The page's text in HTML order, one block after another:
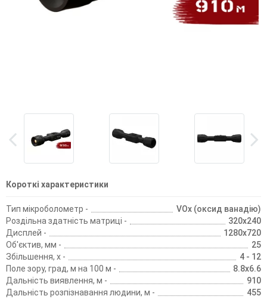
Короткі характеристики
Тип мікроболометр -
VOx (оксид ванадію)
Роздільна здатність матриці -
320x240
Дисплей -
1280x720
Об'єктив, мм -
25
Збільшення, х -
4 - 12
Поле зору, град, м на 100 м -
8.8x6.6
Дальність виявлення, м -
910
Дальність розпізнавання людини, м -
455